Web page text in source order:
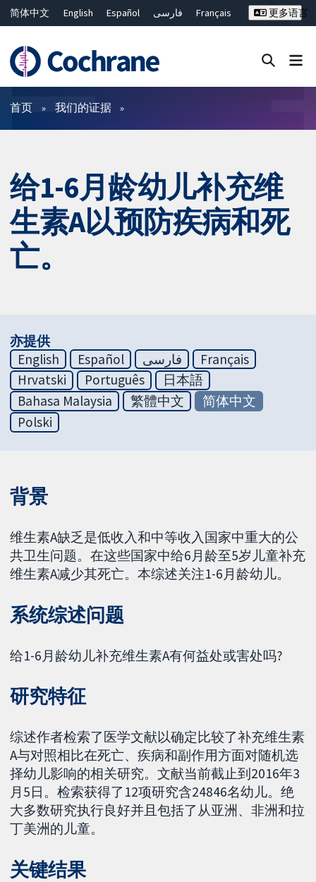
简体中文 English Español فارسی
Français
ไทย
繁體中文
更多语言
过滤
首页 我们的证据
给1-6月龄幼儿补充维
生素A以预防疾病和死
亡。
亦提供
English
Español فارسی
Français
Hrvatski
Português
日本語
Bahasa Malaysia
繁體中文
简体中文
Polski
背景
维生素A缺乏是低收入和中等收入国家中重大的公
共卫生问题。在这些国家中给6月龄至5岁儿童补充
维生素A减少其死亡。本综述关注1-6月龄幼儿。
系统综述问题
给1-6月龄幼儿补充维生素A有何益处或害处吗?
研究特征
综述作者检索了医学文献以确定比较了补充维生素
A与对照相比在死亡、疾病和副作用方面对随机选
择幼儿影响的相关研究。文献当前截止到2016年3
月5日。检索获得了12项研究含24846名幼儿。绝
大多数研究执行良好并且包括了从亚洲、非洲和拉
丁美洲的儿童。
关键结果